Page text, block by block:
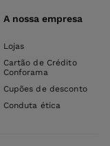
A nossa empresa
Lojas
Cartão de Crédito
Conforama
Cupões de desconto
Conduta ética